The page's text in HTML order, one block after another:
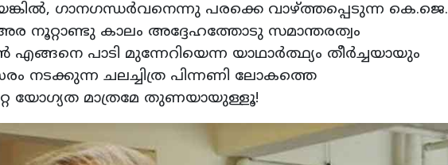
ഗാനഗന്ധർവനെന്നു പരക്കെ വാഴ്ത്തപ്പെടുന്ന കെ.ജെ.
നൂറ്റാണ്ടു കാലം അദ്ദേഹത്തോടു സമാന്തരത്വം
പാടി മുന്നേറിയെന്ന യാഥാർത്ഥ്യം തീർച്ചയായും
നടക്കുന്ന ചലച്ചിത്ര പിന്നണി ലോകത്തെ
യോഗ്യത മാത്രമേ തുണയായുള്ളൂ!